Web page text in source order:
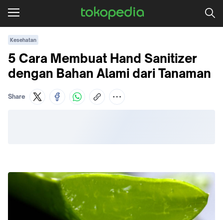
Kesehatan
5 Cara Membuat Hand Sanitizer
dengan Bahan Alami dari Tanaman
Share